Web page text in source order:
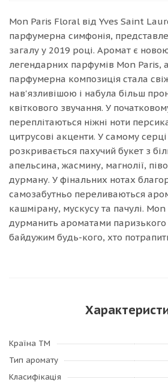
Mon Paris Floral від Yves Saint
парфумерна симфонія,
загалу у 2019 році. Аромат є
легендарних парфумів Mon Paris,
парфумерна композиція стала
нав'язливішою і набула більш
квіткового звучання. У
переплітаються ніжні ноти
цитрусові акценти. У самому
розкривається пахучий букет з
апельсина, жасмину, магнолії,
дурману. У фінальних нотах
самозабутньо переливаються
кашмірану, мускусу та пачулі.
дурманить ароматами паризького
байдужим будь-кого, хто
Країна ТМ
Тип аромату
Класифікація